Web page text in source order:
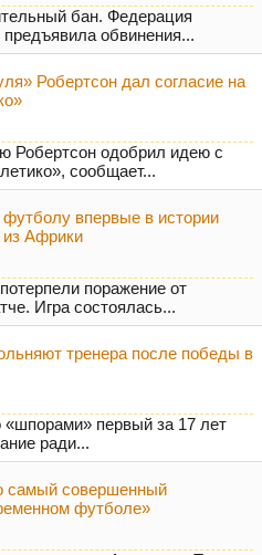
бан. Федерация
обвинения...
Робертсон дал согласие на
Робертсон одобрил идею с
сообщает...
впервые в истории
из Африки
поражение от
Игра состоялась...
тренера после победы в
«шпорами» первый за 17 лет
ради...
самый совершенный
футболе»